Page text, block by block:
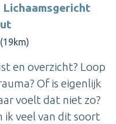
en overzicht? Loop
Of is eigenlijk
voelt dat niet zo?
ik veel van dit soort